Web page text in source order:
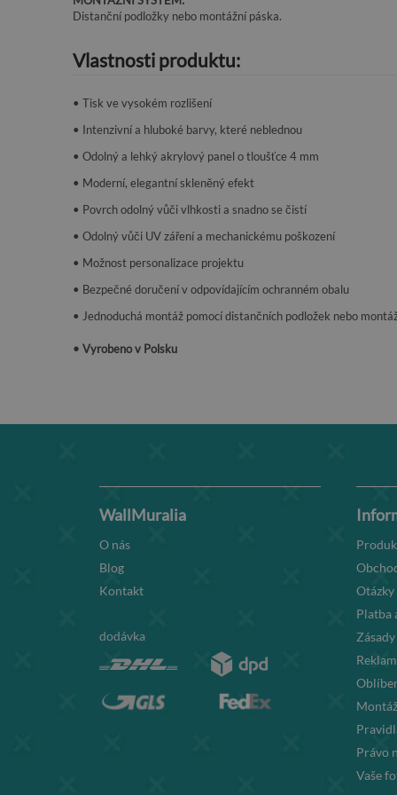
Distanční podložky nebo montážní páska.
Vlastnosti produktu:
• Tisk ve vysokém rozlišení
• Intenzivní a hluboké barvy, které neblednou
• Odolný a lehký akrylový panel o tloušťce 4 mm
• Moderní, elegantní skleněný efekt
• Povrch odolný vůči vlhkosti a snadno se čistí
• Odolný vůči UV záření a mechanickému poškození
• Možnost personalizace projektu
• Bezpečné doručení v odpovídajícím ochranném obalu
• Jednoduchá montáž pomocí distančních podložek nebo
• Vyrobeno v Polsku
WallMuralia
O nás
Blog
Kontakt
dodávka
Platba
Právo
Vaše